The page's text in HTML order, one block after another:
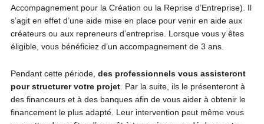
Accompagnement pour la Création ou la Reprise d’Entreprise). Il
s’agit en effet d’une aide mise en place pour venir en aide aux
créateurs ou aux repreneurs d’entreprise. Lorsque vous y êtes
éligible, vous bénéficiez d’un accompagnement de 3 ans.
Pendant cette période, des professionnels vous assisteront
pour structurer votre projet. Par la suite, ils le présenteront à
des financeurs et à des banques afin de vous aider à obtenir le
financement le plus adapté. Leur intervention peut même vous